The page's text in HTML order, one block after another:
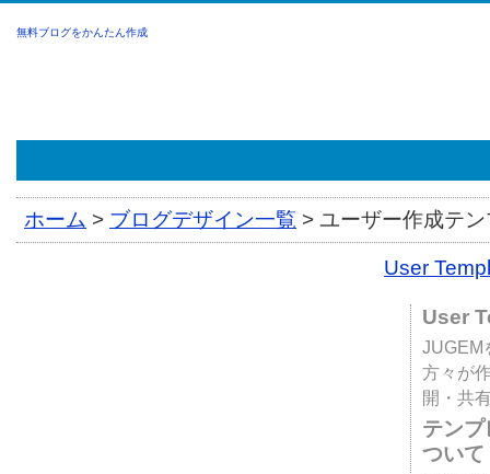
無料ブログをかんたん作成
ホーム > ブログデザイン一覧 > ユーザー作成テ
User
User
JUGEM
方々が
開・共
テン
ついて